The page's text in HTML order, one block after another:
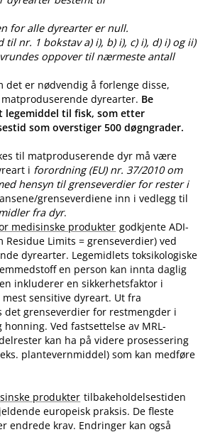
for alle dyrearter er null.
nr. 1 bokstav a) i), b) i), c) i), d) i) og ii)
oppover til nærmeste antall
er nødvendig å forlenge disse,
dyrearter. Be
legemiddel til fisk, som etter
som overstiger 500 døgngrader.
til matproduserende dyr må være
i forordning (EU) nr. 37/2010 om
hensyn til grenseverdier for rester i
​grenseverdiene inn i vedlegg til
fra dyr.
medisinske produkter godkjente ADI-
Limits = grenseverdier) ved
dyrearter. Legemidlets toksikologiske
en person kan innta daglig
inkluderer en sikkerhetsfaktor i
sensitive dyreart. Ut fra
grenseverdier for restmengder i
Ved fastsettelse av MRL-
kan ha på videre prosessering
plantevernmiddel) som kan medføre
produkter tilbakeholdelsestiden
europeisk praksis. De fleste
endrede krav. Endringer kan også